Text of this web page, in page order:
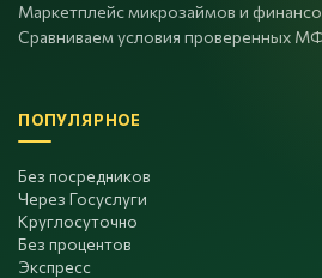
Маркетплейс микрозаймов и
Сравниваем условия проверенных
ПОПУЛЯРНОЕ
Без посредников
Через Госуслуги
Круглосуточно
Без процентов
Экспресс